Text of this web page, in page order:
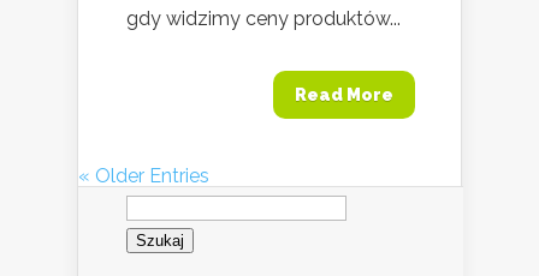
gdy widzimy ceny produktów...
Read More
« Older Entries
Szukaj: